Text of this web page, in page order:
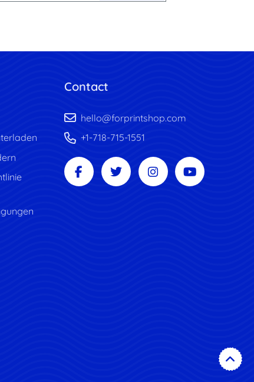
Contact
hello@forprintshop.com
+1-718-715-1551